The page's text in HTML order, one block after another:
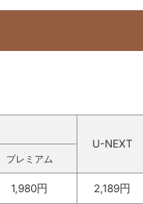
U-NEXT
プレミアム
1,980円 2,189円